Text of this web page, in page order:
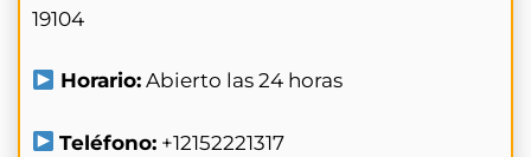
19104
Horario: Abierto las 24 horas
Teléfono: +12152221317